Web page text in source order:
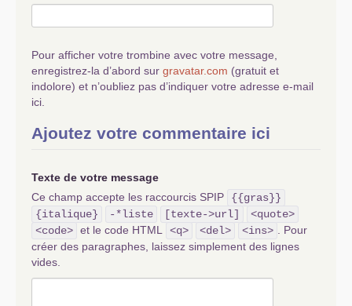
Pour afficher votre trombine avec votre message,
enregistrez-la d’abord sur gravatar.com (gratuit et
indolore) et n’oubliez pas d’indiquer votre adresse e-mail
ici.
Ajoutez votre commentaire ici
Texte de votre message
Ce champ accepte les raccourcis SPIP
{{gras}}
{italique}
-*liste [texte->url]
<quote>
<code> et le code HTML <q> <del> <ins>
. Pour
créer des paragraphes, laissez simplement des lignes
vides.